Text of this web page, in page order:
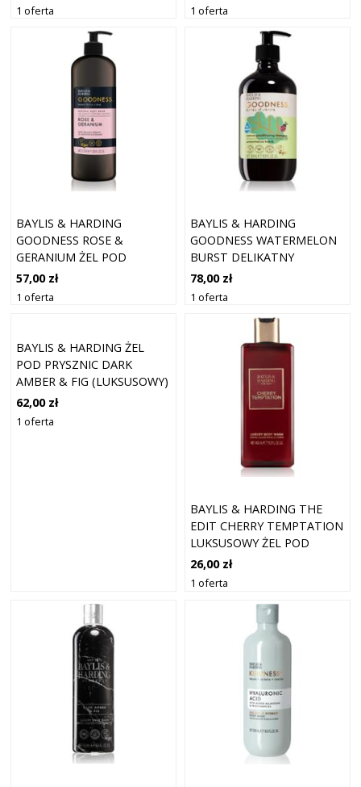
1 oferta 1 oferta
BAYLIS & HARDING
GOODNESS ROSE &
GERANIUM ŻEL POD
PRYSZNIC 1000 ML
57,00 zł
1 oferta
BAYLIS & HARDING
GOODNESS WATERMELON
BURST DELIKATNY
SZAMPON DLA DZIECI 500
MŁ
78,00 zł
1 oferta
BAYLIS & HARDING ŻEL
POD PRYSZNIC DARK
AMBER & FIG (LUKSUSOWY)
500 ML
62,00 zł
1 oferta
BAYLIS & HARDING THE
EDIT CHERRY TEMPTATION
LUKSUSOWY ŻEL POD
PRYSZNIC CHERRY, JASMINE
& SANDALWOOD 400 ML
26,00 zł
1 oferta